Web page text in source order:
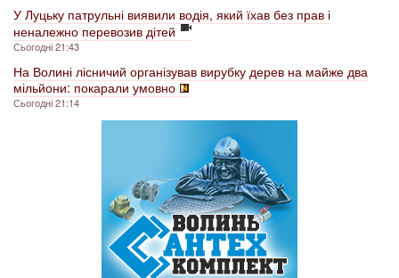
У Луцьку патрульні виявили водія, який їхав без прав і
неналежно перевозив дітей
Сьогодні 21:43
На Волині лісничий організував вирубку дерев на майже два
мільйони: покарали умовно
Сьогодні 21:14